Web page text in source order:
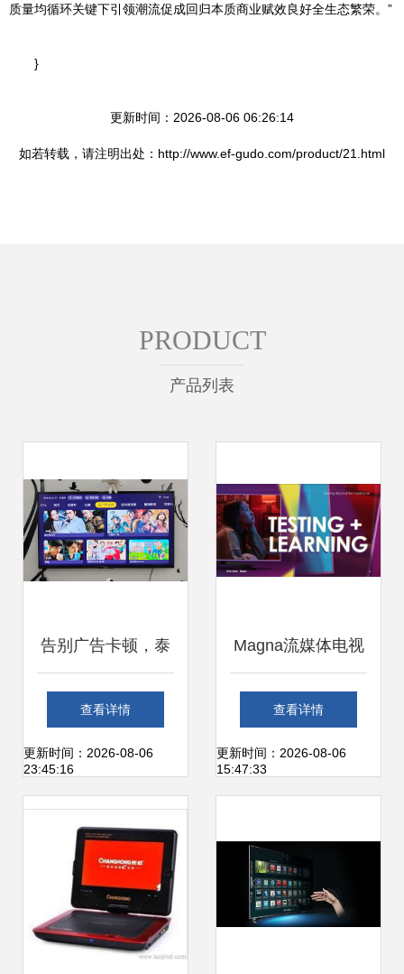
质量均循环关键下引领潮流促成回归本质商业赋效良好全生态繁荣。”
}
更新时间：2026-08-06 06:26:14
如若转载，请注明出处：http://www.ef-gudo.com/product/21.html
PRODUCT
产品列表
告别广告卡顿，泰
捷webox 60C电视
盒子重塑纯净影视
体验
查看详情
更新时间：2026-08-06
23:45:16
Magna流媒体电视
广告报告 电视新时
代的广告策略
查看详情
更新时间：2026-08-06
15:47:33